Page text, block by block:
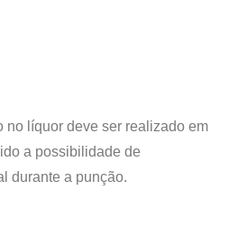
no líquor deve ser realizado em
a possibilidade de
durante a punção.